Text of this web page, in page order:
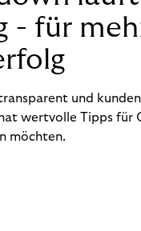
- für
und
wertvolle Tipps für
möchten.